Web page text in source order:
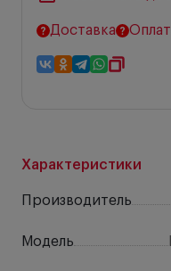
Характеристики
Производитель
Модель
Доставка